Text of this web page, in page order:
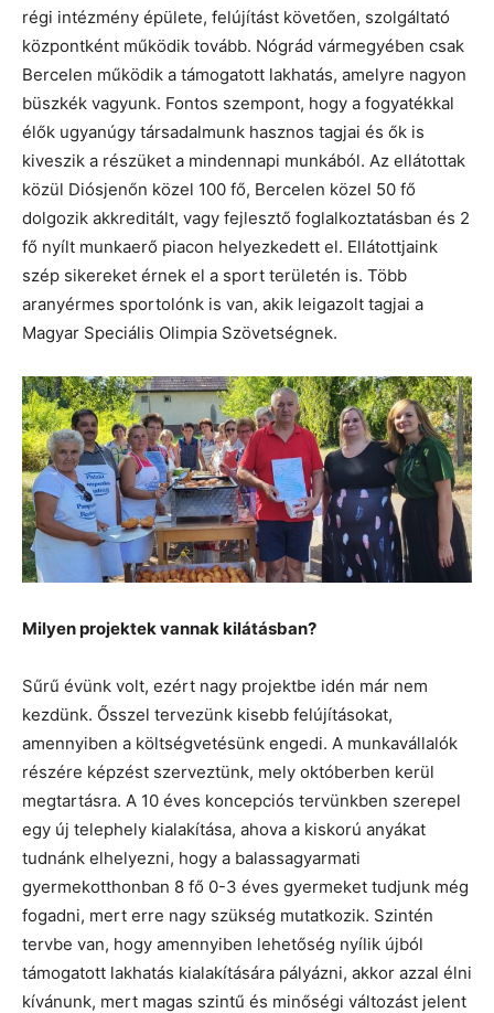
régi intézmény épülete, felújítást követően, szolgáltató
központként működik tovább. Nógrád vármegyében csak
Bercelen működik a támogatott lakhatás, amelyre nagyon
büszkék vagyunk. Fontos szempont, hogy a fogyatékkal
élők ugyanúgy társadalmunk hasznos tagjai és ők is
kiveszik a részüket a mindennapi munkából. Az ellátottak
közül Diósjenőn közel 100 fő, Bercelen közel 50 fő
dolgozik akkreditált, vagy fejlesztő foglalkoztatásban és 2
fő nyílt munkaerő piacon helyezkedett el. Ellátottjaink
szép sikereket érnek el a sport területén is. Több
aranyérmes sportolónk is van, akik leigazolt tagjai a
Magyar Speciális Olimpia Szövetségnek.
Milyen projektek vannak kilátásban?
Sűrű évünk volt, ezért nagy projektbe idén már nem
kezdünk. Ősszel tervezünk kisebb felújításokat,
amennyiben a költségvetésünk engedi. A munkavállalók
részére képzést szerveztünk, mely októberben kerül
megtartásra. A 10 éves koncepciós tervünkben szerepel
egy új telephely kialakítása, ahova a kiskorú anyákat
tudnánk elhelyezni, hogy a balassagyarmati
gyermekotthonban 8 fő 0-3 éves gyermeket tudjunk még
fogadni, mert erre nagy szükség mutatkozik. Szintén
tervbe van, hogy amennyiben lehetőség nyílik újból
támogatott lakhatás kialakítására pályázni, akkor azzal élni
kívánunk, mert magas szintű és minőségi változást jelent